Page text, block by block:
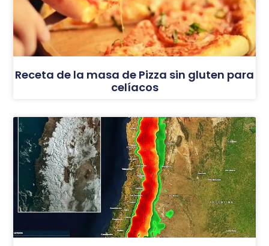
Receta de la masa de Pizza sin gluten para
celíacos